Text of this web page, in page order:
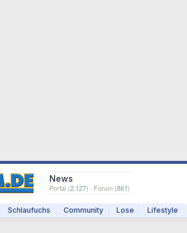
News
Portal (2.127) · Forum (861)
Schlaufuchs Community Lose Lifestyle